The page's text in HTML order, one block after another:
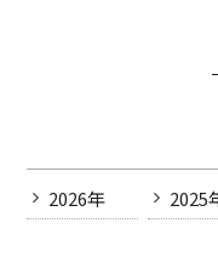
2026年 2025